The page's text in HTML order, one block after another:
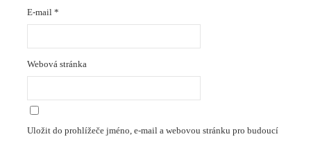
E-mail*
Webová stránka
Uložit do prohlížeče jméno, e-mail a webovou stránku pro budoucí